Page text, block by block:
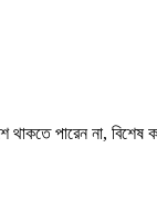
পারেন না, বিশেষ